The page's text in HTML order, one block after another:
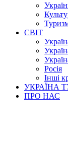
СВІТ
Росія
Інші
УКРАЇНА
ПРО НАС